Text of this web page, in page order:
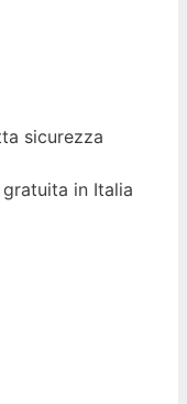
sicurezza
in Italia